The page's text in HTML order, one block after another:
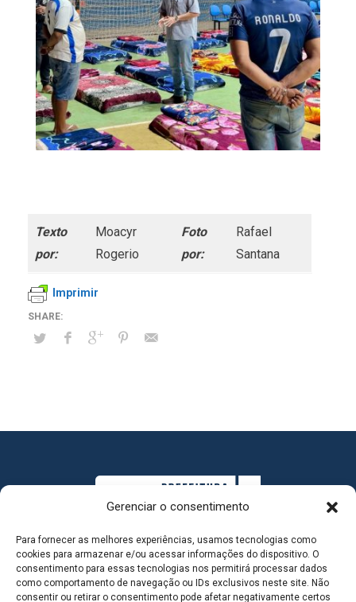
Gerenciar o consentimento
Para fornecer as melhores experiências, usamos tecnologias como
cookies para armazenar e/ou acessar informações do dispositivo. O
consentimento para essas tecnologias nos permitirá processar dados
como comportamento de navegação ou IDs exclusivos neste site. Não
consentir ou retirar o consentimento pode afetar negativamente certos
Texto
por:
Moacyr
Rogerio
Foto
por:
Rafael
Santana
Imprimir